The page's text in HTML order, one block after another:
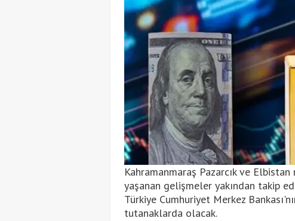
Kahramanmaraş Pazarcık ve
yaşanan gelişmeler yakından takip
Türkiye Cumhuriyet Merkez
tutanaklarda olacak.